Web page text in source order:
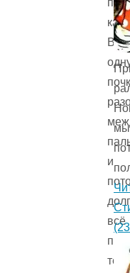
и
всё